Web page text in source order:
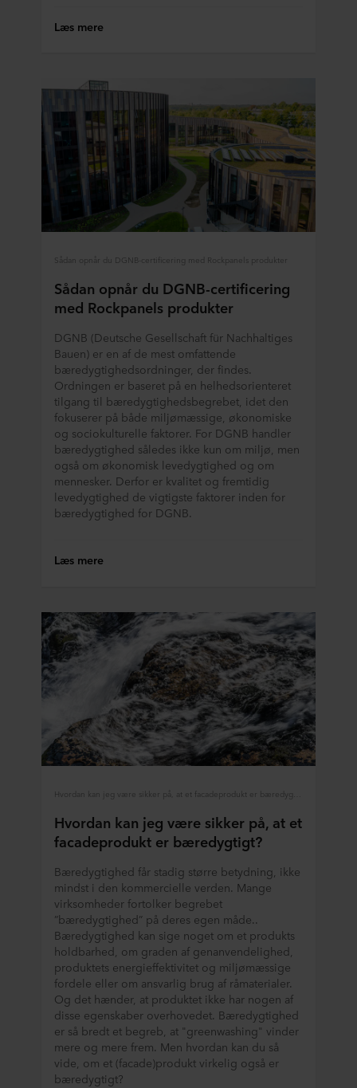
Læs mere
Sådan opnår du DGNB-certificering med Rockpanels produkter
Sådan opnår du DGNB-certificering
med Rockpanels produkter
DGNB (Deutsche Gesellschaft für Nachhaltiges
Bauen) er en af de mest omfattende
bæredygtighedsordninger, der findes.
Ordningen er baseret på en helhedsorienteret
tilgang til bæredygtighedsbegrebet, idet den
fokuserer på både miljømæssige, økonomiske
og sociokulturelle faktorer. For DGNB handler
bæredygtighed således ikke kun om miljø, men
også om økonomisk levedygtighed og om
mennesker. Derfor er kvalitet og fremtidig
levedygtighed de vigtigste faktorer inden for
bæredygtighed for DGNB.
Læs mere
Hvordan kan jeg være sikker på, at et
facadeprodukt er bæredygtigt?
Bæredygtighed får stadig større betydning, ikke
mindst i den kommercielle verden. Mange
virksomheder fortolker begrebet
”bæredygtighed” på deres egen måde..
Bæredygtighed kan sige noget om et produkts
holdbarhed, om graden af genanvendelighed,
produktets energieffektivitet og miljømæssige
fordele eller om ansvarlig brug af råmaterialer.
Og det hænder, at produktet ikke har nogen af
disse egenskaber overhovedet. Bæredygtighed
er så bredt et begreb, at "greenwashing" vinder
mere og mere frem. Men hvordan kan du så
vide, om et (facade)produkt virkelig også er
bæredygtigt?